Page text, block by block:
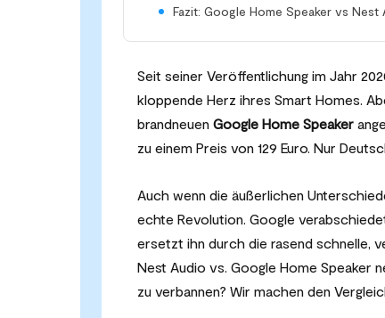
Fazit: Google Home Speaker vs
Seit seiner Veröffentlichung im Jahr
kloppende Herz ihres Smart Homes.
brandneuen Google Home Speaker
zu einem Preis von 129 Euro. Nur
Auch wenn die äußerlichen
echte Revolution. Google
ersetzt ihn durch die rasend schnelle,
Nest Audio vs. Google Home Speaker
zu verbannen? Wir machen den